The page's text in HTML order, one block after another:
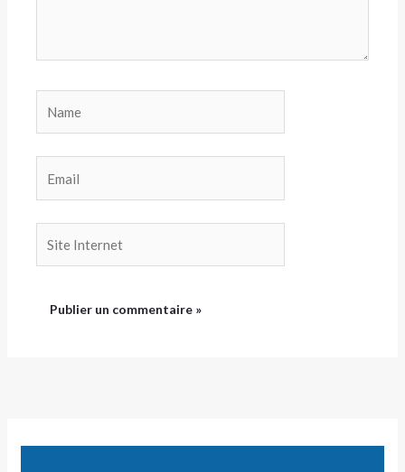
Internet